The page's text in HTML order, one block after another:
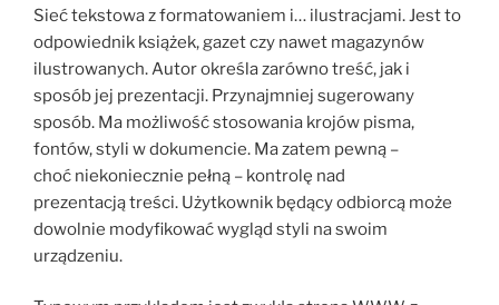
Sieć tekstowa z formatowaniem i… ilustracjami. Jest to
odpowiednik książek, gazet czy nawet magazynów
ilustrowanych. Autor określa zarówno treść, jak i
sposób jej prezentacji. Przynajmniej sugerowany
sposób. Ma możliwość stosowania krojów pisma,
fontów, styli w dokumencie. Ma zatem pewną –
choć niekoniecznie pełną – kontrolę nad
prezentacją treści. Użytkownik będący odbiorcą może
dowolnie modyfikować wygląd styli na swoim
urządzeniu.